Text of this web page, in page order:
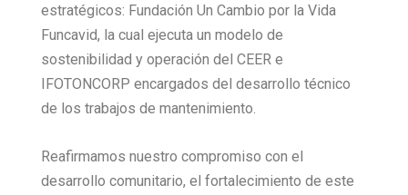
estratégicos: Fundación Un Cambio por la Vida
Funcavid, la cual ejecuta un modelo de
sostenibilidad y operación del CEER e
IFOTONCORP encargados del desarrollo técnico
de los trabajos de mantenimiento.
Reafirmamos nuestro compromiso con el
desarrollo comunitario, el fortalecimiento de este